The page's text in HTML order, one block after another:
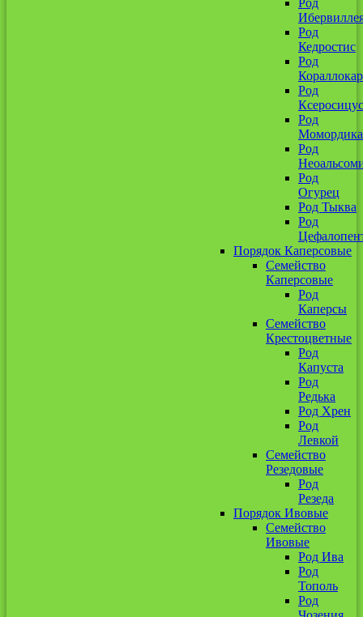
Род
Род
Кедростис
Род
Род
Ксеросицус
Род
Момордика
Род
Род
Огурец
Род Тыква
Род
Порядок Каперсовые
Семейство
Каперсовые
Род
Каперсы
Семейство
Крестоцветные
Род
Капуста
Род
Редька
Род Хрен
Род
Левкой
Семейство
Резедовые
Род
Резеда
Порядок Ивовые
Семейство
Ивовые
Род Ива
Род
Тополь
Род